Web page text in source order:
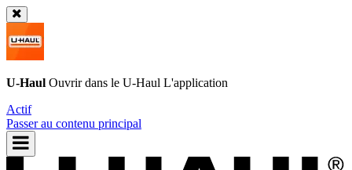
U-Haul Ouvrir dans le U-Haul L'application
Actif
Passer au contenu principal